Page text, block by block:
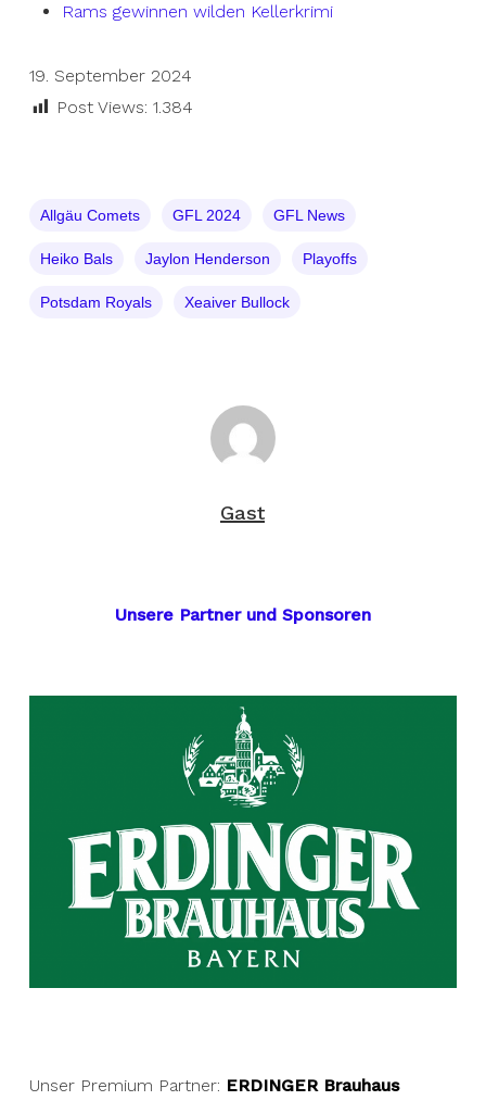
Rams gewinnen wilden Kellerkrimi
19. September 2024
Post Views: 1.384
Allgäu Comets GFL 2024 GFL News
Heiko Bals Jaylon Henderson Playoffs
Potsdam Royals Xeaiver Bullock
Gast
Unsere Partner und Sponsoren
Unser Premium Partner: ERDINGER Brauhaus